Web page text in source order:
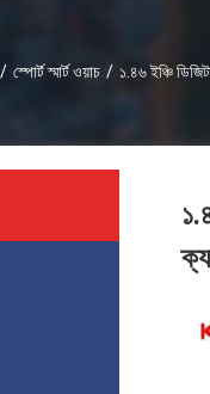
/ স্পোর্ট স্মার্ট ওয়াচ / ১.৪৬ ইঞ্চি